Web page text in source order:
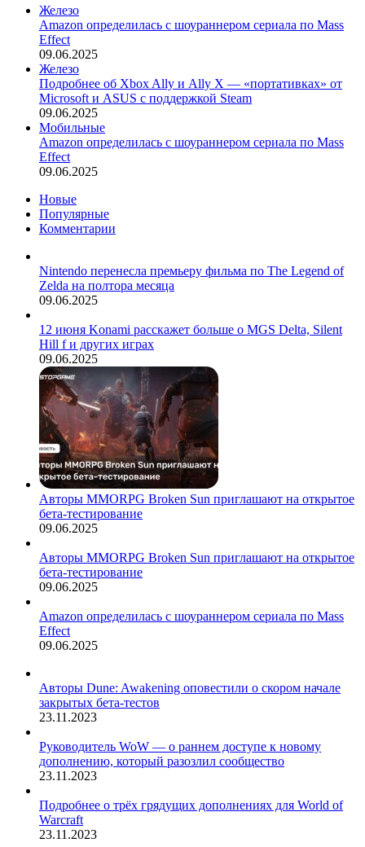
Железо
Amazon определилась с шоураннером сериала по Mass
Effect
09.06.2025
Железо
Подробнее об Xbox Ally и Ally X — «портативках» от
Microsoft и ASUS с поддержкой Steam
09.06.2025
Мобильные
Amazon определилась с шоураннером сериала по Mass
Effect
09.06.2025
Новые
Популярные
Комментарии
Nintendo перенесла премьеру фильма по The Legend of
Zelda на полтора месяца
09.06.2025
12 июня Konami расскажет больше о MGS Delta, Silent
Hill f и других играх
09.06.2025
Авторы MMORPG Broken Sun приглашают на открытое
бета-тестирование
09.06.2025
Авторы MMORPG Broken Sun приглашают на открытое
бета-тестирование
09.06.2025
Amazon определилась с шоураннером сериала по Mass
Effect
09.06.2025
Авторы Dune: Awakening оповестили о скором начале
закрытых бета-тестов
23.11.2023
Руководитель WoW — о раннем доступе к новому
дополнению, который разозлил сообщество
23.11.2023
Подробнее о трёх грядущих дополнениях для World of
Warcraft
23.11.2023